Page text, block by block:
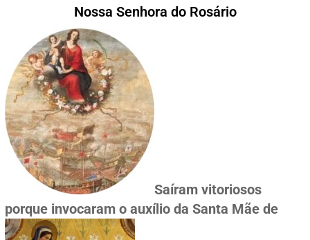
Nossa Senhora do Rosário
Saíram vitoriosos
porque invocaram o auxílio da Santa Mãe de